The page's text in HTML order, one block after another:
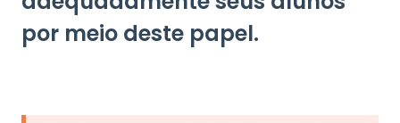
por meio deste papel.